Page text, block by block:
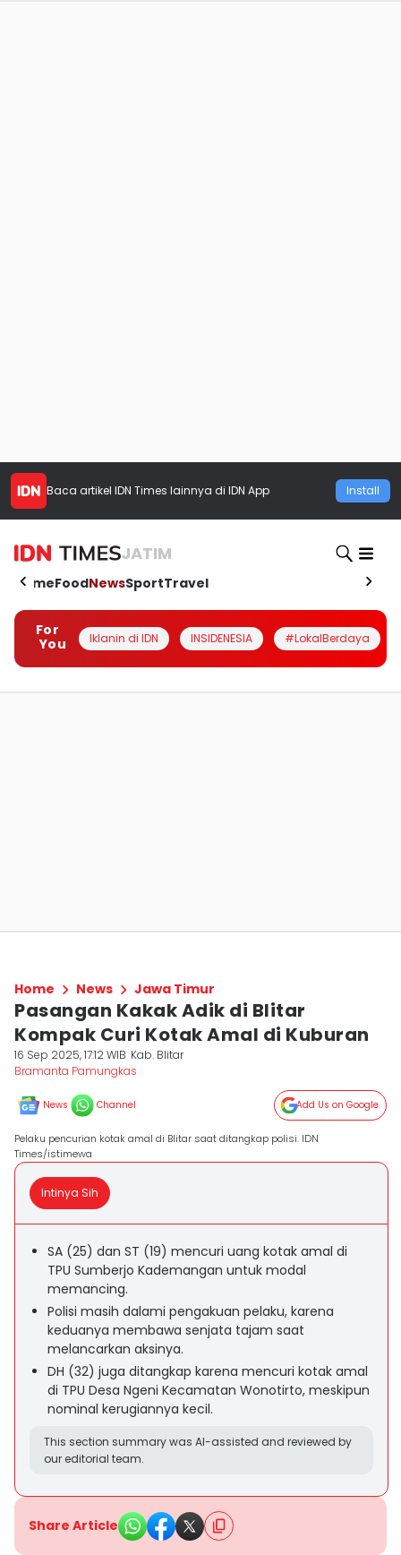
Baca artikel IDN Times lainnya di IDN App Install
JATIM
HomeFoodNewsSportTravel
For
You
Iklanin di IDN INSIDENESIA #LokalBerdaya
Home News Jawa Timur
Pasangan Kakak Adik di Blitar
Kompak Curi Kotak Amal di Kuburan
16 Sep 2025, 17:12 WIB Kab. Blitar
Bramanta Pamungkas
News Channel Add Us on Google
Pelaku pencurian kotak amal di Blitar saat ditangkap polisi. IDN
Times/istimewa
Intinya Sih
SA (25) dan ST (19) mencuri uang kotak amal di
TPU Sumberjo Kademangan untuk modal
memancing.
Polisi masih dalami pengakuan pelaku, karena
keduanya membawa senjata tajam saat
melancarkan aksinya.
DH (32) juga ditangkap karena mencuri kotak amal
di TPU Desa Ngeni Kecamatan Wonotirto, meskipun
nominal kerugiannya kecil.
This section summary was AI-assisted and reviewed by
our editorial team.
Share Article